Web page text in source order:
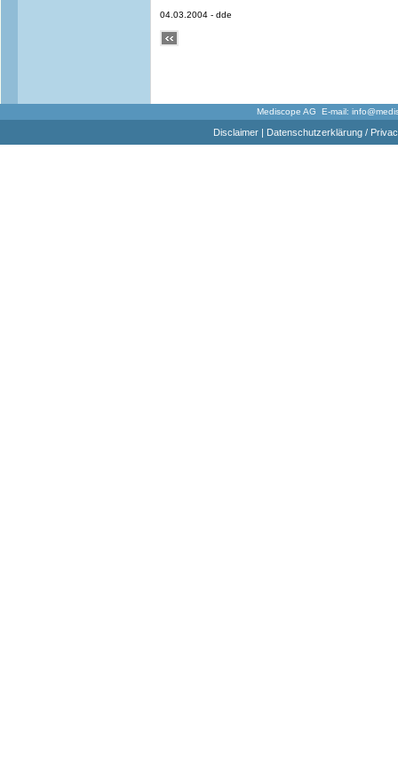
04.03.2004 - dde
Mediscope AG E-mail:
Disclaimer| Datenschutzerklärung /